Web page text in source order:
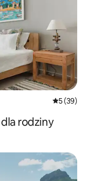
Średnia
5 (39)
rodziny